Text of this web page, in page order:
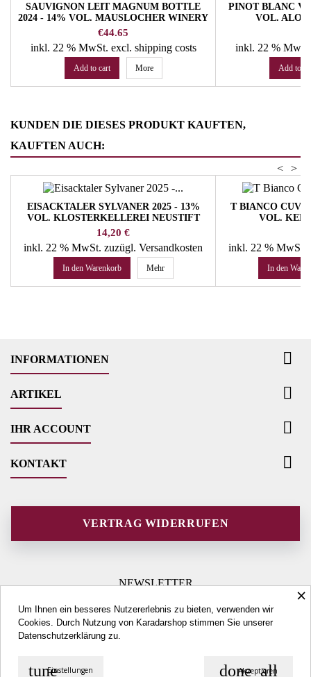
SAUVIGNON LEIT MAGNUM BOTTLE
2024 - 14% VOL. MAUSLOCHER WINERY
Price
€44.65
inkl. 22 % MwSt. excl. shipping costs
Add to cart More
PINOT BLANC
VOL.
inkl. 22 %
Add to
KUNDEN DIE DIESES PRODUKT KAUFTEN,
KAUFTEN AUCH:
>
<
EISACKTALER SYLVANER 2025 - 13%
VOL. KLOSTERKELLEREI NEUSTIFT
Preis
14,20 €
inkl. 22 % MwSt. zuzügl. Versandkosten
In den Warenkorb Mehr
T BIANCO
VOL.
inkl. 22 % MwSt.
In den
INFORMATIONEN 
ARTIKEL 
IHR ACCOUNT 
KONTAKT 
VERTRAG WIDERRUFEN
NEWSLETTER
×
Um Ihnen ein besseres Nutzererlebnis zu bieten, verwenden wir
Cookies. Durch Nutzung von Karadarshop stimmen Sie unserer
Datenschutzerklärung zu.
done_all
Akzeptieren
tuneEinstellungen